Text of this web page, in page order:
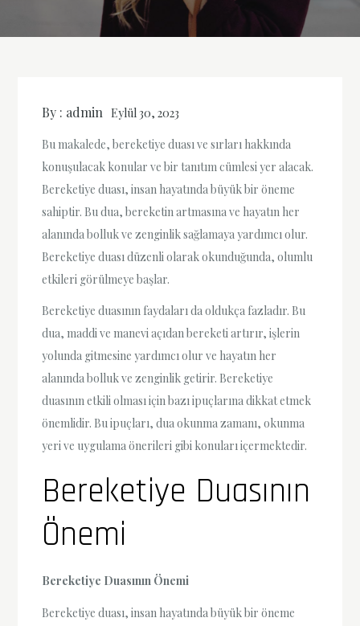
By : admin Eylül 30, 2023
Bu makalede, bereketiye duası ve sırları hakkında
konuşulacak konular ve bir tanıtım cümlesi yer alacak.
Bereketiye duası, insan hayatında büyük bir öneme
sahiptir. Bu dua, bereketin artmasına ve hayatın her
alanında bolluk ve zenginlik sağlamaya yardımcı olur.
Bereketiye duası düzenli olarak okunduğunda, olumlu
etkileri görülmeye başlar.
Bereketiye duasının faydaları da oldukça fazladır. Bu
dua, maddi ve manevi açıdan bereketi artırır, işlerin
yolunda gitmesine yardımcı olur ve hayatın her
alanında bolluk ve zenginlik getirir. Bereketiye
duasının etkili olması için bazı ipuçlarına dikkat etmek
önemlidir. Bu ipuçları, dua okunma zamanı, okunma
yeri ve uygulama önerileri gibi konuları içermektedir.
Bereketiye Duasının
Önemi
Bereketiye Duasının Önemi
Bereketiye duası, insan hayatında büyük bir öneme